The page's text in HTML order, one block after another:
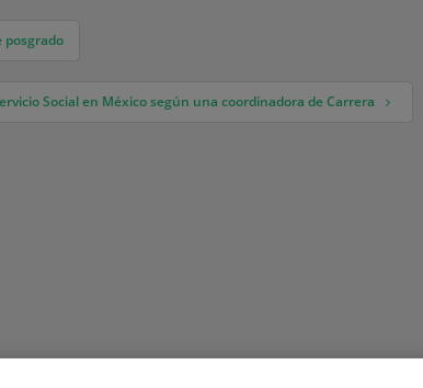
posgrado
Social en México según una coordinadora de Carrera